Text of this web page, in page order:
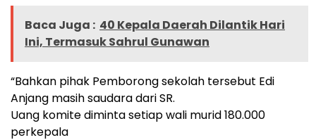
Baca Juga : 40 Kepala Daerah Dilantik Hari
Ini, Termasuk Sahrul Gunawan
“Bahkan pihak Pemborong sekolah tersebut Edi
Anjang masih saudara dari SR.
Uang komite diminta setiap wali murid 180.000
perkepala